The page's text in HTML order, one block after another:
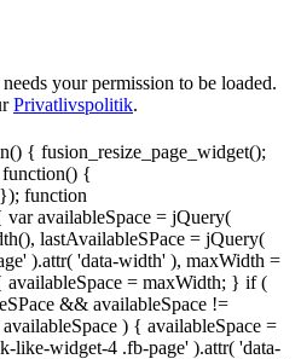
your permission to be loaded.
Privatlivspolitik.
{ fusion_resize_page_widget();
{
function
availableSpace = jQuery(
lastAvailableSPace = jQuery(
).attr( 'data-width' ), maxWidth =
availableSpace = maxWidth; } if (
&& availableSpace !=
) { availableSpace =
like-widget-4 .fb-page' ).attr( 'data-